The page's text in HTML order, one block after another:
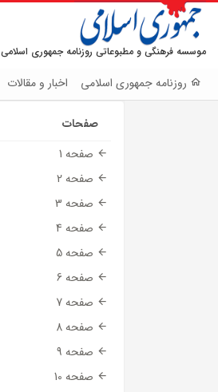
موسسه فرهنگی و مطبوعاتی روزنامه جمهوری اسلامی
روزنامه جمهوری اسلامی اخبار و مقالات
صفحات
صفحه 1
صفحه 2
صفحه 3
صفحه 4
صفحه 5
صفحه 6
صفحه 7
صفحه 8
صفحه 9
صفحه 10